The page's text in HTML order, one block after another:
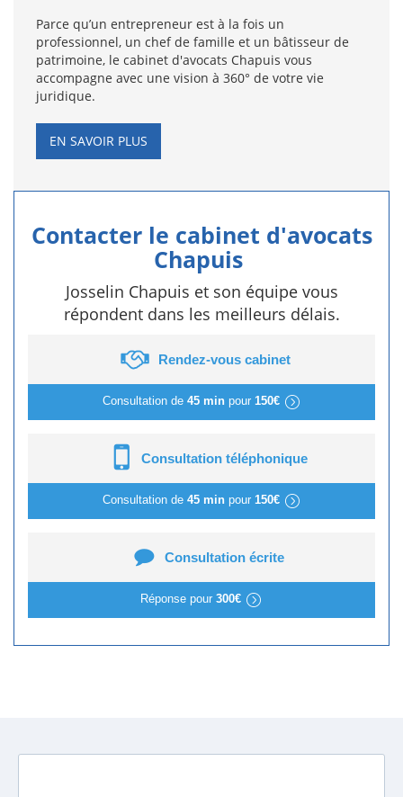
Parce qu’un entrepreneur est à la fois un
professionnel, un chef de famille et un bâtisseur de
patrimoine, le cabinet d'avocats Chapuis vous
accompagne avec une vision à 360° de votre vie
juridique.
EN SAVOIR PLUS
Contacter le cabinet d'avocats
Chapuis
Josselin Chapuis et son équipe vous
répondent dans les meilleurs délais.
Rendez-vous cabinet
Consultation de 45 minpour 150€
Consultation téléphonique
Consultation de 45 minpour 150€
Consultation écrite
Réponse pour 300€